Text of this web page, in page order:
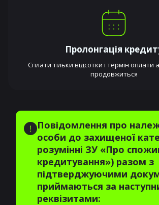
Пролонгація
Сплати тільки відсотки і термін
продовжиться
Повідомлення про
особи до захищеної
розумінні ЗУ «Про
кредитування») разом з
підтверджуючими
приймаються за
реквізитами: